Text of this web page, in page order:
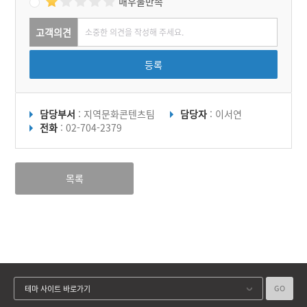
고객의견
등록
담당부서 : 지역문화콘텐츠팀 담당자 : 이서연
전화 : 02-704-2379
목록
테마 사이트 바로가기 GO